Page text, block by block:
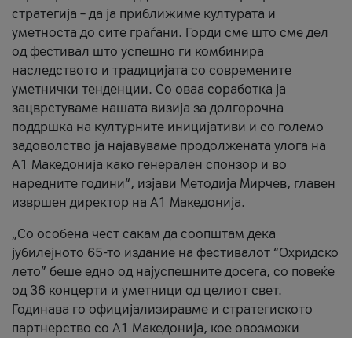
стратегија – да ја приближиме културата и
уметноста до сите граѓани. Горди сме што сме дел
од фестивал што успешно ги комбинира
наследството и традицијата со современите
уметнички тенденции. Со оваа соработка ја
зацврстуваме нашата визија за долгорочна
поддршка на културните иницијативи и со големо
задоволство ја најавуваме продолжената улога на
A1 Македонија како генерален спонзор и во
наредните години“, изјави Методија Мирчев, главен
извршен директор на A1 Македонија.
„Со особена чест сакам да соопштам дека
јубилејното 65-то издание на фестивалот “Охридско
лето” беше едно од најуспешните досега, со повеќе
од 36 концерти и уметници од целиот свет.
Годинава го официјализиравме и стратегиското
партнерство со А1 Македонија, кое овозможи